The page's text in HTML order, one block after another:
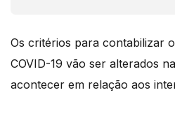
Os critérios para contabilizar
COVID-19 vão ser alterados
acontecer em relação aos